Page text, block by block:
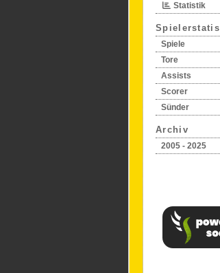
Statistik
Spiele
Tore
Assists
Scorer
Sünder
Archiv
2005 - 2025